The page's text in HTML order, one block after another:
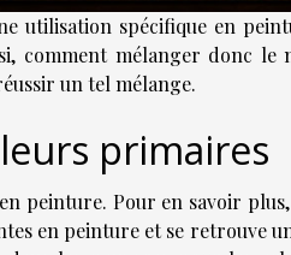
utilisation spécifique en
comment mélanger donc
un tel mélange.
primaires
peinture. Pour en savoir
en peinture et se retrouve